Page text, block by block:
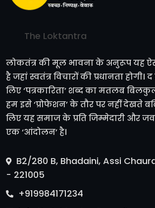
The Loktantra
लोकतंत्र की मूल भावना के अनुरूप यह
है जहां स्वतंत्र विचारों की प्रधानता
लिए ‘पत्रकारिता’ शब्द का मतलब
हम इसे ‘प्रोफेशन’ के तौर पर नहीं देखते
लिए यह समाज के प्रति जिम्मेदारी और
एक ‘आंदोलन’ है।
B2/280 B, Bhadaini, Assi
- 221005
+919984171234